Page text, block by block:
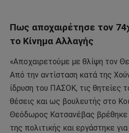
Πως αποχαιρέτησε τον
το Κίνημα Αλλαγής
«Αποχαιρετούμε με θλίψη τον
Από την αντίσταση κατά της
ίδρυση του ΠΑΣΟΚ, τις θητείες
θέσεις και ως βουλευτής στο
Θεόδωρος Κατσανέβας
της πολιτικής και εργάστηκε